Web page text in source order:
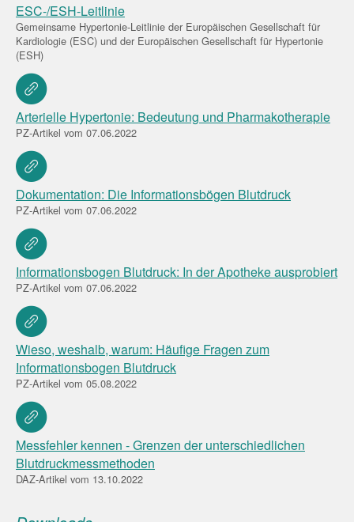
ESC-/ESH-Leitlinie
Gemeinsame Hypertonie-Leitlinie der Europäischen Gesellschaft für
Kardiologie (ESC) und der Europäischen Gesellschaft für Hypertonie
(ESH)
Arterielle Hypertonie: Bedeutung und Pharmakotherapie
PZ-Artikel vom 07.06.2022
Dokumentation: Die Informationsbögen Blutdruck
PZ-Artikel vom 07.06.2022
Informationsbogen Blutdruck: In der Apotheke ausprobiert
PZ-Artikel vom 07.06.2022
Wieso, weshalb, warum: Häufige Fragen zum
Informationsbogen Blutdruck
PZ-Artikel vom 05.08.2022
Messfehler kennen - Grenzen der unterschiedlichen
Blutdruckmessmethoden
DAZ-Artikel vom 13.10.2022